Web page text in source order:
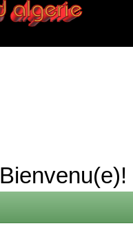
Bienvenu(e)!